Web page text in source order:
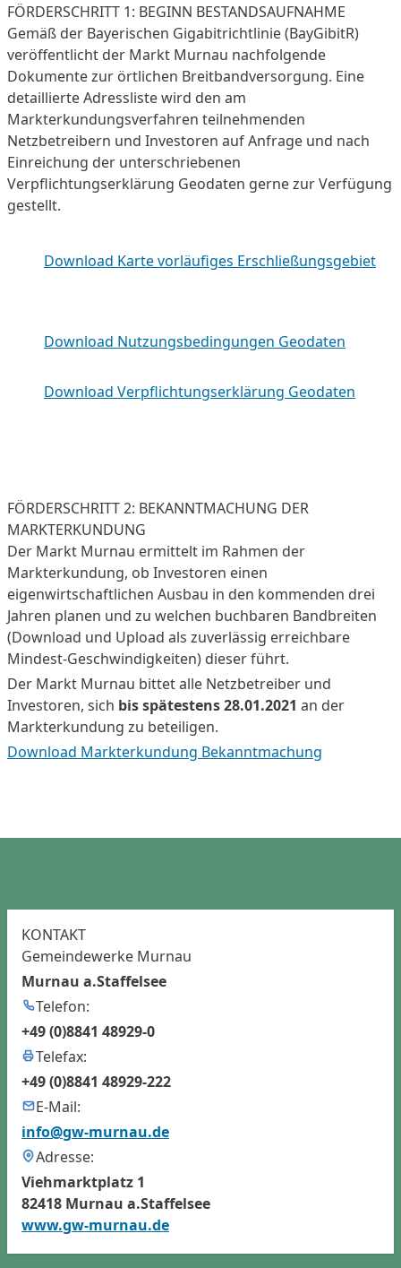
FÖRDERSCHRITT 1: BEGINN BESTANDSAUFNAHME
Gemäß der Bayerischen Gigabitrichtlinie (BayGibitR)
veröffentlicht der Markt Murnau nachfolgende
Dokumente zur örtlichen Breitbandversorgung. Eine
detaillierte Adressliste wird den am
Markterkundungsverfahren teilnehmenden
Netzbetreibern und Investoren auf Anfrage und nach
Einreichung der unterschriebenen
Verpflichtungserklärung Geodaten gerne zur Verfügung
gestellt.
Download Karte vorläufiges Erschließungsgebiet
Download Nutzungsbedingungen Geodaten
Download Verpflichtungserklärung Geodaten
FÖRDERSCHRITT 2: BEKANNTMACHUNG DER
MARKTERKUNDUNG
Der Markt Murnau ermittelt im Rahmen der
Markterkundung, ob Investoren einen
eigenwirtschaftlichen Ausbau in den kommenden drei
Jahren planen und zu welchen buchbaren Bandbreiten
(Download und Upload als zuverlässig erreichbare
Mindest-Geschwindigkeiten) dieser führt.
Der Markt Murnau bittet alle Netzbetreiber und
Investoren, sich bis spätestens 28.01.2021 an der
Markterkundung zu beteiligen.
Download Markterkundung Bekanntmachung
KONTAKT
Gemeindewerke Murnau
Murnau a.Staffelsee
Telefon:
+49 (0)8841 48929-0
Telefax:
+49 (0)8841 48929-222
E-Mail:
info@gw-murnau.de
Adresse:
Viehmarktplatz 1
82418 Murnau a.Staffelsee
www.gw-murnau.de